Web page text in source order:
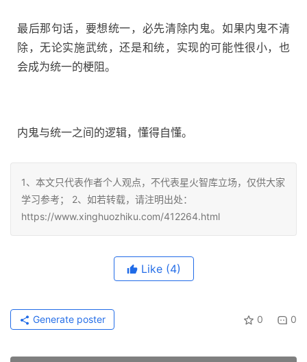
最后那句话，要想统一，必先清除内鬼。如果内鬼不清
除，无论实施武统，还是和统，实现的可能性很小，也
会成为统一的梗阻。
内鬼与统一之间的逻辑，懂得自懂。
1、本文只代表作者个人观点，不代表星火智库立场，仅供大家
学习参考； 2、如若转载，请注明出处：
https://www.xinghuozhiku.com/412264.html
Like (4)
0 0
Generate poster